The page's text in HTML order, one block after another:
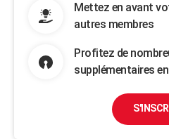
Mettez en avant
autres membres
Profitez de
supplémentaires